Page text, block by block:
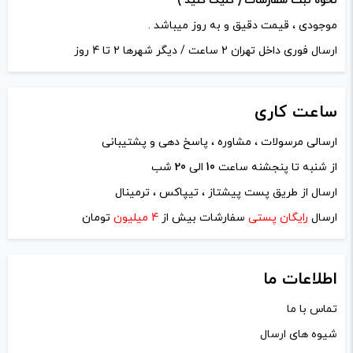
نام*
ایمیل*
ذخیره نام، ایمیل و وبسایت من در مرورگر برای زمانی که دوباره
موجودی ، قیمت دقیق و به روز میباشد .
ارسال فوری داخل تهران 2 ساعت / دیگر شهرها 2 تا 4 روز
ساعت کاری
ارسالی مرسولات ، مشاوره ، پاسخ دهی و پشتیبانی
از شنبه تا پنجشنه ساعت 10 الی 20 شب
ارسال از طریق پست پیشتاز ، تیپاکس ، ترمینال
ارسال رایگان پستی سفارشات بیش از 4 میلیون تومان
اطلاعات ما
تماس با ما
شیوه های ارسال